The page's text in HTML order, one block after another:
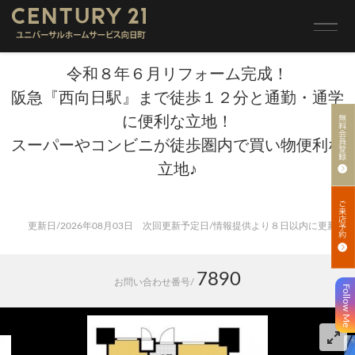
Follow Me
トップ > 売買 検索一覧
オークリッチむこうまち
令和８年６月リフォーム完成！
阪急『西向日駅』まで徒歩１２分と通勤・通学
に便利な立地！
スーパーやコンビニが徒歩圏内で買い物便利な
立地♪
更新日/2026年08月03日 次回更新予定日/情報提供より８日以内に更新
お問い合わせ番号/ 7890